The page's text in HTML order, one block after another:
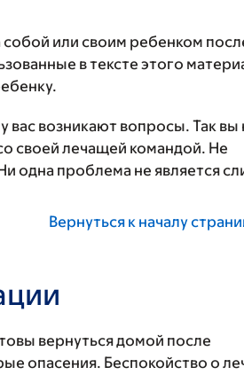
или своим ребенком
в тексте этого
вас возникают вопросы. Так вы
своей лечащей командой. Не
одна проблема не является
Вернуться к началу
вернуться домой после
опасения. Беспокойство о